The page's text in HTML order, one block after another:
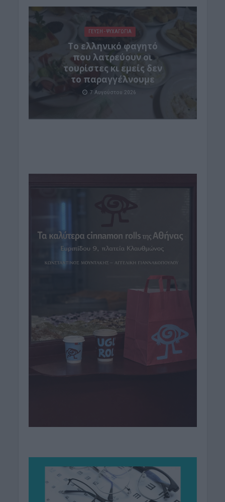
ΓΕΎΣΗ - ΨΥΧΑΓΩΓΊΑ
Το ελληνικό φαγητό
που λατρεύουν οι
τουρίστες κι εμείς δεν
το παραγγέλνουμε
7 Αυγούστου 2026